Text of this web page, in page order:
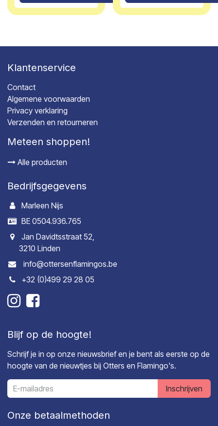
Klantenservice
Contact
Algemene voorwaarden
Privacy verklaring
Verzenden en retourneren
Meteen shoppen!
Alle producten
Bedrijfsgegevens
Marleen Nijs
BE 0504.936.765
Jan Davidtsstraat 52,
3210 Linden
info@ottersenflamingos.be
+32 (0)499 29 28 05
Blijf op de hoogte!
Schrijf je in op onze nieuwsbrief en je bent als eerste op de
hoogte van de nieuwtjes bij Otters en Flamingo's.
Inschrijven
Onze betaalmethoden